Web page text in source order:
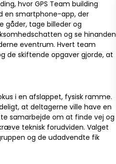
hvor GPS Team building
en smartphone-app, der
gåder, tage billeder og
og se hinanden
eventrum. Hvert team
skiftende opgaver gjorde, at
i en afslappet, fysisk ramme.
at deltagerne ville have en
samarbejde om at finde vej og
teknisk forudviden. Valget
og de udadvendte fik